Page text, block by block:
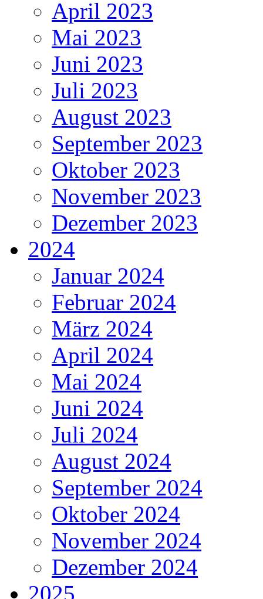
April 2023
Mai 2023
Juni 2023
Juli 2023
August 2023
September 2023
Oktober 2023
November 2023
Dezember 2023
2024
Januar 2024
Februar 2024
März 2024
April 2024
Mai 2024
Juni 2024
Juli 2024
August 2024
September 2024
Oktober 2024
November 2024
Dezember 2024
2025